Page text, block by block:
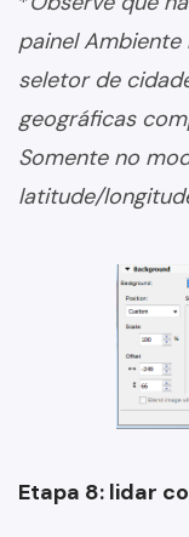
painel
seletor de
geográficas
Somente no
latitude/
Etapa 8: lidar